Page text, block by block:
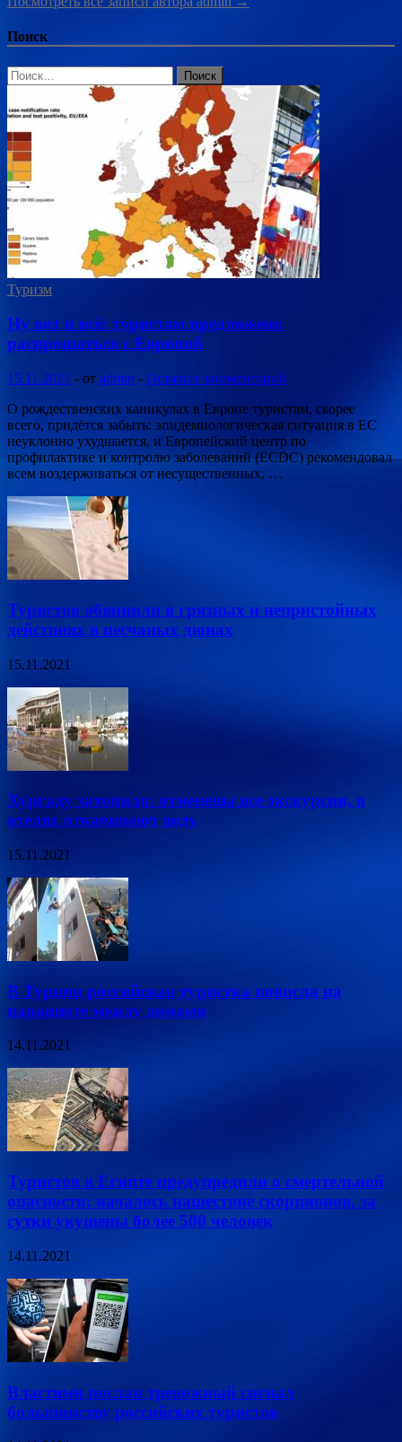
Поиск
Найти:
Туризм
Ну вот и всё: туристам предложено
распрощаться с Европой
15.11.2021 - от admin - Оставьте комментарий
О рождественских каникулах в Европе туристам, скорее
всего, придётся забыть: эпидемиологическая ситуация в ЕС
неуклонно ухудшается, и Европейский центр по
профилактике и контролю заболеваний (ECDC) рекомендовал
всем воздерживаться от несущественных, …
Туристов обвинили в грязных и непристойных
действиях в песчаных дюнах
15.11.2021
Хургаду затопило: отменены все экскурсии, в
отелях откачивают воду
15.11.2021
В Турции российская туристка повисла на
парашюте между домами
14.11.2021
Туристов в Египте предупредили о смертельной
опасности: началось нашествие скорпионов, за
сутки укушены более 500 человек
14.11.2021
Властями послан тревожный сигнал
большинству российских туристов